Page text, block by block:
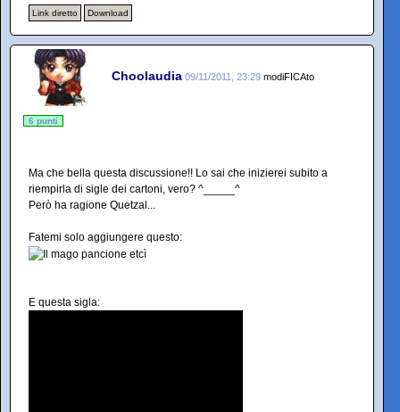
Link diretto Download
Choolaudia 09/11/2011, 23:29 modiFICAto
6 punti
Ma che bella questa discussione!! Lo sai che inizierei subito a
riempirla di sigle dei cartoni, vero? ^_____^
Però ha ragione Quetzal...
Fatemi solo aggiungere questo:
E questa sigla: